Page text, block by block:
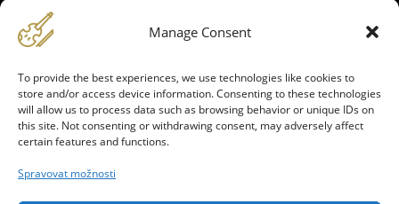
Manage Consent
To provide the best experiences, we use technologies like cookies to
store and/or access device information. Consenting to these technologies
will allow us to process data such as browsing behavior or unique IDs on
this site. Not consenting or withdrawing consent, may adversely affect
certain features and functions.
Spravovat možnosti
zážitek?
text inline or in the module Content settings.
You can also style every aspect of this
content in the module Design settings and
even apply custom CSS to this text in the